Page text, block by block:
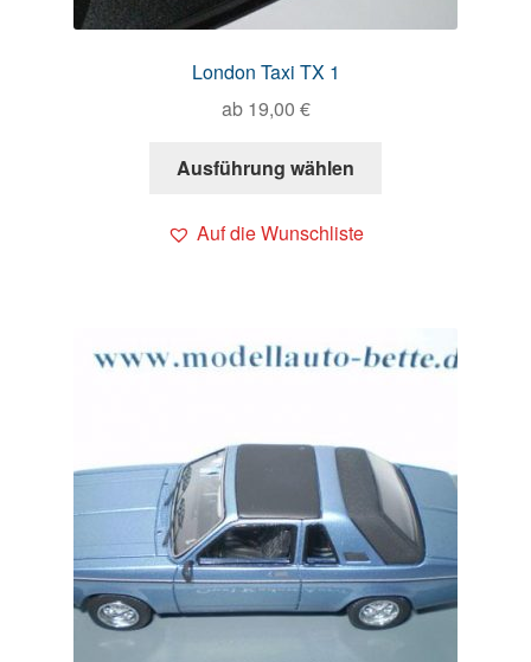
London Taxi TX 1
ab 19,00 €
Ausführung wählen
Auf die Wunschliste